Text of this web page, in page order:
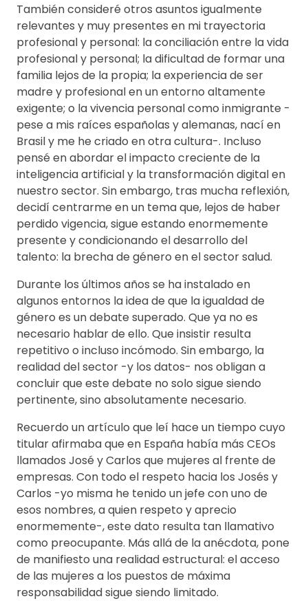
También consideré otros asuntos igualmente
relevantes y muy presentes en mi trayectoria
profesional y personal: la conciliación entre la vida
profesional y personal; la dificultad de formar una
familia lejos de la propia; la experiencia de ser
madre y profesional en un entorno altamente
exigente; o la vivencia personal como inmigrante -
pese a mis raíces españolas y alemanas, nací en
Brasil y me he criado en otra cultura-. Incluso
pensé en abordar el impacto creciente de la
inteligencia artificial y la transformación digital en
nuestro sector. Sin embargo, tras mucha reflexión,
decidí centrarme en un tema que, lejos de haber
perdido vigencia, sigue estando enormemente
presente y condicionando el desarrollo del
talento: la brecha de género en el sector salud.
Durante los últimos años se ha instalado en
algunos entornos la idea de que la igualdad de
género es un debate superado. Que ya no es
necesario hablar de ello. Que insistir resulta
repetitivo o incluso incómodo. Sin embargo, la
realidad del sector -y los datos- nos obligan a
concluir que este debate no solo sigue siendo
pertinente, sino absolutamente necesario.
Recuerdo un artículo que leí hace un tiempo cuyo
titular afirmaba que en España había más CEOs
llamados José y Carlos que mujeres al frente de
empresas. Con todo el respeto hacia los Josés y
Carlos -yo misma he tenido un jefe con uno de
esos nombres, a quien respeto y aprecio
enormemente-, este dato resulta tan llamativo
como preocupante. Más allá de la anécdota, pone
de manifiesto una realidad estructural: el acceso
de las mujeres a los puestos de máxima
responsabilidad sigue siendo limitado.